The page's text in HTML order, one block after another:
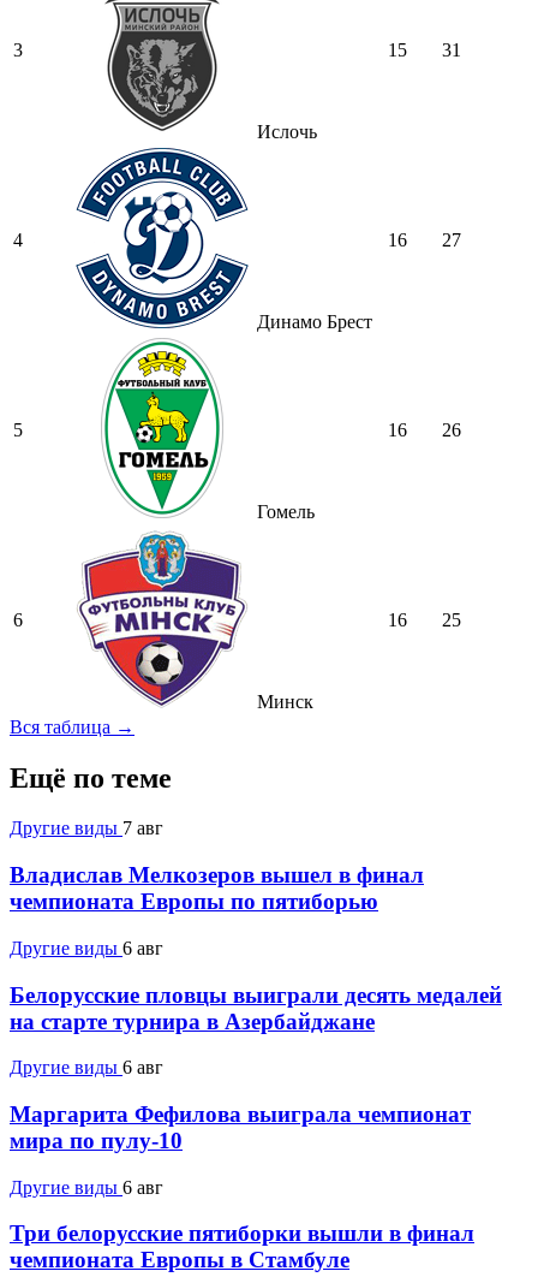
3
Ислочь
15 31
4
Динамо Брест
16 27
5
Гомель
16 26
6
Минск
16 25
Вся таблица →
Ещё по теме
Другие виды 7 авг
Владислав Мелкозеров вышел в финал
чемпионата Европы по пятиборью
Другие виды 6 авг
Белорусские пловцы выиграли десять медалей
на старте турнира в Азербайджане
Другие виды 6 авг
Маргарита Фефилова выиграла чемпионат
мира по пулу-10
Другие виды 6 авг
Три белорусские пятиборки вышли в финал
чемпионата Европы в Стамбуле